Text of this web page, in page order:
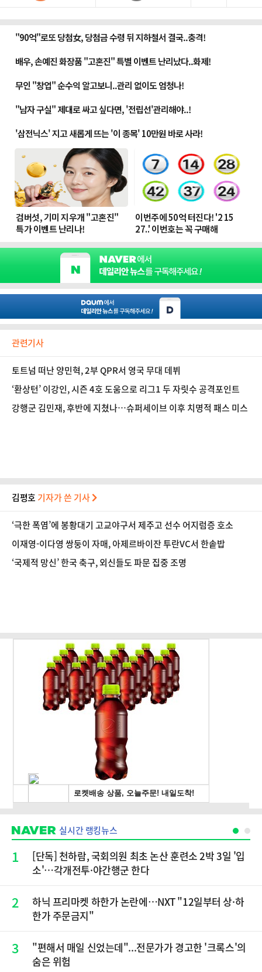
관련기사
토트넘 떠난 양민혁, 2부 QPR서 영국 무대 데뷔
‘환상턴’ 이강인, 시즌 4호 도움으로 리그1 두 자릿수 공격포인트
강행군 김민재, 후반에 지쳤나…슈퍼세이브 이후 치명적 패스 미스
김평호 기자가 쓴 기사
‘극한 폭염’에 봉황대기 고교야구서 제주고 선수 어지럼증 호소
이재영-이다영 쌍둥이 자매, 아제르바이잔 투란VC서 한솥밥
‘국제적 망신’ 한국 축구, 외신들도 파문 집중 조명
실시간 랭킹뉴스
1
[단독] 천하람, 국회의원 최초 논산 훈련소 2박 3일 '입
소'…각개전투·야간행군 한다
2
하닉 프리마켓 하한가 논란에…NXT "12일부터 상·하
한가 주문금지"
3
"편해서 매일 신었는데"...전문가가 경고한 '크록스'의
숨은 위험